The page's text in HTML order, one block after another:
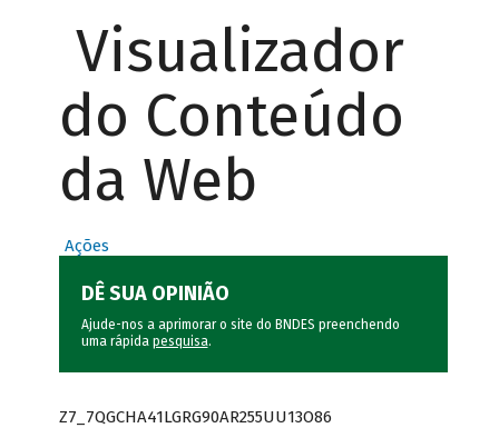
Visualizador
do Conteúdo
da Web
Ações
DÊ SUA OPINIÃO
Ajude-nos a aprimorar o site do BNDES preenchendo
uma rápida pesquisa.
Z7_7QGCHA41LGRG90AR255UU13O86